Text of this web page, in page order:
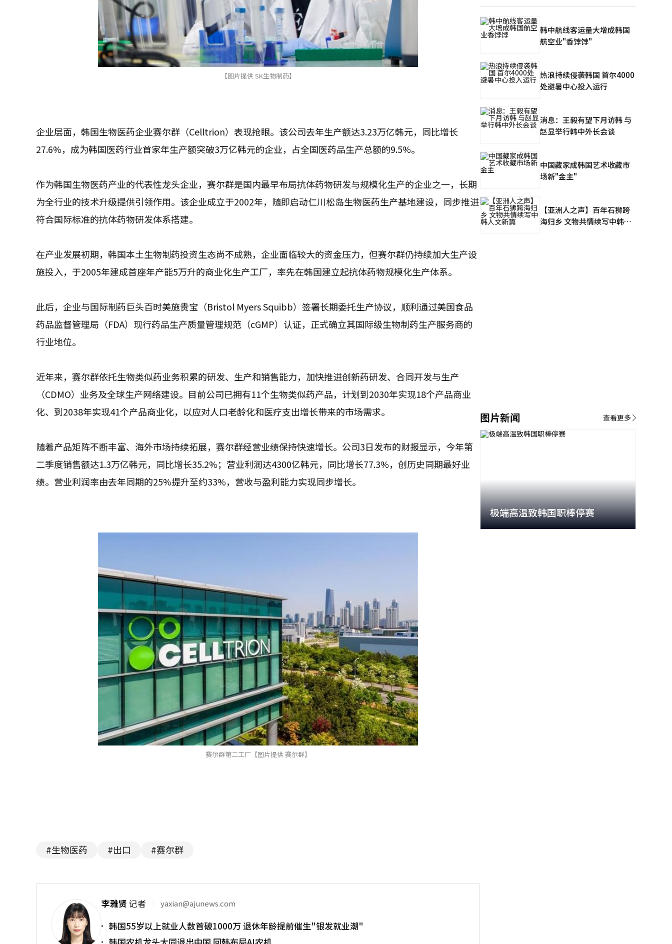
【图片提供 SK生物制药】
企业层面，韩国生物医药企业赛尔群（Celltrion）表现抢眼。该公司去年生产额达3.23万亿韩元，同比增长
27.6%，成为韩国医药行业首家年生产额突破3万亿韩元的企业，占全国医药品生产总额的9.5%。
作为韩国生物医药产业的代表性龙头企业，赛尔群是国内最早布局抗体药物研发与规模化生产的企业之一，长期
为全行业的技术升级提供引领作用。该企业成立于2002年，随即启动仁川松岛生物医药生产基地建设，同步推进
符合国际标准的抗体药物研发体系搭建。
在产业发展初期，韩国本土生物制药投资生态尚不成熟，企业面临较大的资金压力，但赛尔群仍持续加大生产设
施投入，于2005年建成首座年产能5万升的商业化生产工厂，率先在韩国建立起抗体药物规模化生产体系。
此后，企业与国际制药巨头百时美施贵宝（Bristol Myers Squibb）签署长期委托生产协议，顺利通过美国食品
药品监督管理局（FDA）现行药品生产质量管理规范（cGMP）认证，正式确立其国际级生物制药生产服务商的
行业地位。
近年来，赛尔群依托生物类似药业务积累的研发、生产和销售能力，加快推进创新药研发、合同开发与生产
（CDMO）业务及全球生产网络建设。目前公司已拥有11个生物类似药产品，计划到2030年实现18个产品商业
化、到2038年实现41个产品商业化，以应对人口老龄化和医疗支出增长带来的市场需求。
随着产品矩阵不断丰富、海外市场持续拓展，赛尔群经营业绩保持快速增长。公司3日发布的财报显示，今年第
二季度销售额达1.3万亿韩元，同比增长35.2%；营业利润达4300亿韩元，同比增长77.3%，创历史同期最好业
绩。营业利润率由去年同期的25%提升至约33%，营收与盈利能力实现同步增长。
赛尔群第二工厂【图片提供 赛尔群】
#生物医药 #出口 #赛尔群
李雅贤 记者 yaxian@ajunews.com
韩国55岁以上就业人数首破1000万 退休年龄提前催生"银发就业潮"
版
韩中航线客运量大增成韩国
航空业"香饽饽"
热浪持续侵袭韩国 首尔4000
处避暑中心投入运行
消息：王毅有望下月访韩 与
赵显举行韩中外长会谈
中国藏家成韩国艺术收藏市
场新"金主"
【亚洲人之声】百年石狮跨
海归乡 文物共情续写中韩人
图片新闻
极端高温致韩国职棒停赛
个
查看更多